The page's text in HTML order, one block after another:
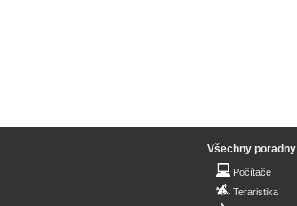
Všechny poradny
Počítače
Teraristika